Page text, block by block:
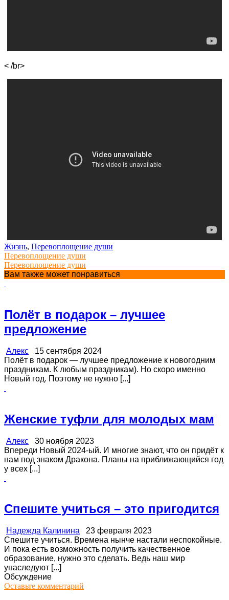
< /br>
Жизнь, Перевоплощение души
Перевоплощение души
Перевоплощение души
Вам также может понравиться
Полёт в подарок – лучшее
предложение
Алекс 15 сентября 2024
Полёт в подарок — лучшее предложение к новогодним
праздникам. К любым праздникам). Но скоро именно
Новый год. Поэтому не нужно [...]
Женские туфли для молодых мам
Алекс 30 ноября 2023
Впереди Новый 2024-ый. И многие знают, что он придёт к
нам под знаком Дракона. Планы на приближающийся год
у всех [...]
Спешите учиться – это пригодится
Надежда Калинина 23 февраля 2023
Спешите учиться. Времена нынче настали неспокойные.
И пока есть возможность получить качественное
образование, нужно это сделать. Ведь наш мир
унаследуют [...]
Обсуждение
Оставьте комментарий